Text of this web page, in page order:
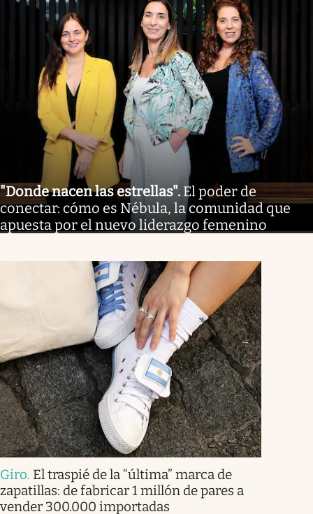
"Donde nacen las estrellas". El poder de
conectar: cómo es Nébula, la comunidad que
apuesta por el nuevo liderazgo femenino
Giro. El traspié de la “última” marca de
zapatillas: de fabricar 1 millón de pares a
vender 300.000 importadas